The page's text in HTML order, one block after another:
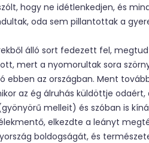
hogy ne idétlenkedjen, és
oda sem pillantottak a
álló sort fedezett fel,
mert a nyomorultak sora
ebben az országban. Ment
az ég álruhás küldöttje odaért,
melleit) és szóban is
elkezdte a leányt
boldogságát, és